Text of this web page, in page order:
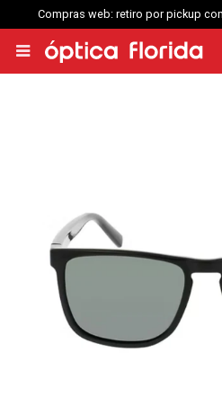
Compras web: retiro por pickup
